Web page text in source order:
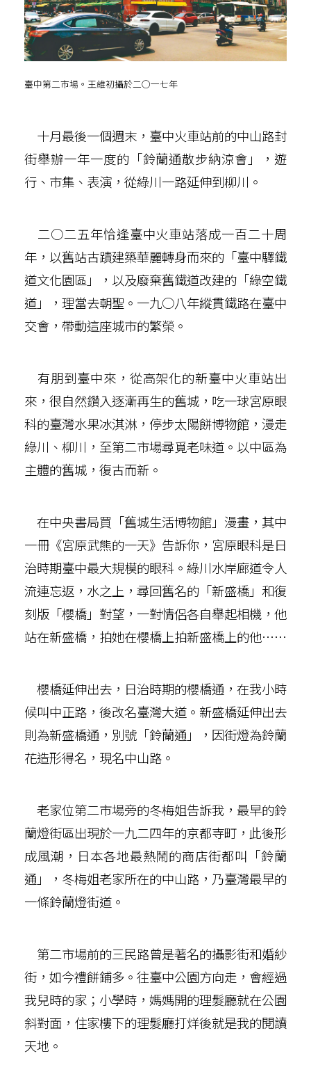
臺中第二市場。王維初攝於二○一七年
十月最後一個週末，臺中火車站前的中山路封
街舉辦一年一度的「鈴蘭通散步納涼會」，遊
行、市集、表演，從綠川一路延伸到柳川。
二○二五年恰逢臺中火車站落成一百二十周
年，以舊站古蹟建築華麗轉身而來的「臺中驛鐵
道文化園區」，以及廢棄舊鐵道改建的「綠空鐵
道」，理當去朝聖。一九○八年縱貫鐵路在臺中
交會，帶動這座城市的繁榮。
有朋到臺中來，從高架化的新臺中火車站出
來，很自然鑽入逐漸再生的舊城，吃一球宮原眼
科的臺灣水果冰淇淋，停步太陽餅博物館，漫走
綠川、柳川，至第二市場尋覓老味道。以中區為
主體的舊城，復古而新。
在中央書局買「舊城生活博物館」漫畫，其中
一冊《宮原武熊的一天》告訴你，宮原眼科是日
治時期臺中最大規模的眼科。綠川水岸廊道令人
流連忘返，水之上，尋回舊名的「新盛橋」和復
刻版「櫻橋」對望，一對情侶各自舉起相機，他
站在新盛橋，拍她在櫻橋上拍新盛橋上的他……
櫻橋延伸出去，日治時期的櫻橋通，在我小時
候叫中正路，後改名臺灣大道。新盛橋延伸出去
則為新盛橋通，別號「鈴蘭通」，因街燈為鈴蘭
花造形得名，現名中山路。
老家位第二市場旁的冬梅姐告訴我，最早的鈴
蘭燈街區出現於一九二四年的京都寺町，此後形
成風潮，日本各地最熱鬧的商店街都叫「鈴蘭
通」，冬梅姐老家所在的中山路，乃臺灣最早的
一條鈴蘭燈街道。
第二市場前的三民路曾是著名的攝影街和婚紗
街，如今禮餅鋪多。往臺中公園方向走，會經過
我兒時的家；小學時，媽媽開的理髮廳就在公園
斜對面，住家樓下的理髮廳打烊後就是我的閱讀
天地。